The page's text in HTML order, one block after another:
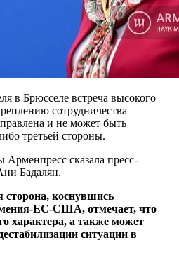
в Брюсселе встреча высокого
сотрудничества
​​и не может быть
третьей стороны.
сказала пресс-
Бадалян.
сторона, коснувшись
ЕС-США, отмечает, что
характера, а также может
ситуации в